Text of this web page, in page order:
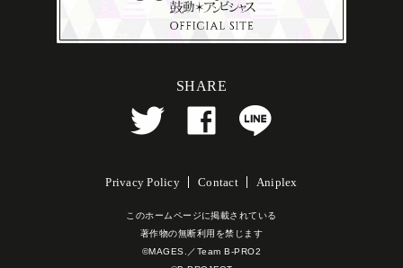
SHARE
Privacy Policy Contact Aniplex
このホームページに掲載されている
著作物の無断利用を禁じます
©MAGES.／Team B-PRO2